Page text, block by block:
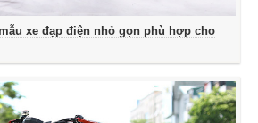
xe đạp điện nhỏ gọn phù hợp cho